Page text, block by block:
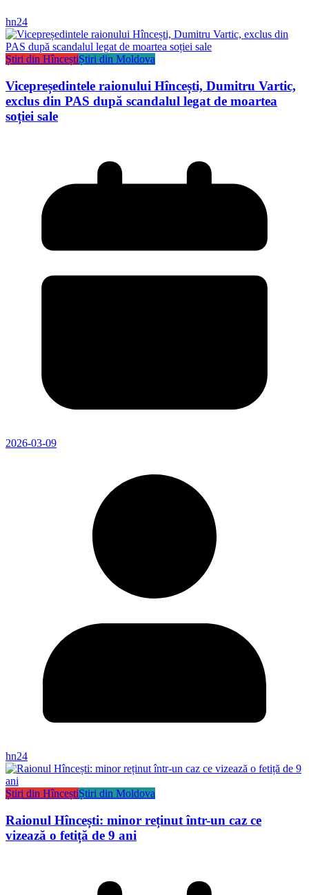
hn24
Știri din HînceștiȘtiri din Moldova
Vicepreședintele raionului Hîncești, Dumitru Vartic,
exclus din PAS după scandalul legat de moartea
soției sale
2026-03-09
hn24
Știri din HînceștiȘtiri din Moldova
Raionul Hîncești: minor reținut într-un caz ce
vizează o fetiță de 9 ani